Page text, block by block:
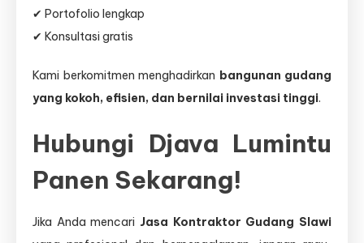
✔ Portofolio lengkap
✔ Konsultasi gratis
Kami berkomitmen menghadirkan bangunan gudang
yang kokoh, efisien, dan bernilai investasi tinggi.
Hubungi Djava Lumintu
Panen Sekarang!
Jika Anda mencari Jasa Kontraktor Gudang Slawi